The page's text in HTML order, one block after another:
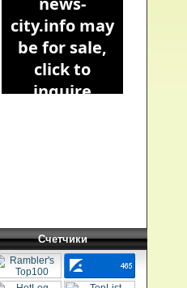
Счетчики